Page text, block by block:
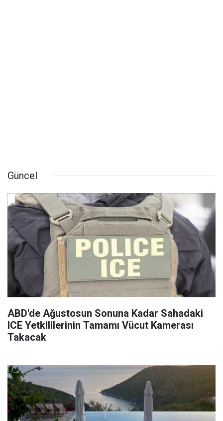
Güncel
ABD'de Ağustosun Sonuna Kadar Sahadaki
ICE Yetkililerinin Tamamı Vücut Kamerası
Takacak